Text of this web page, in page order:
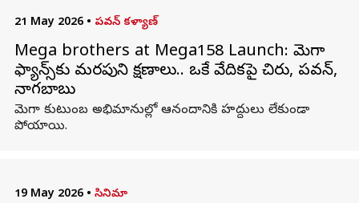
21 May 2026 • పవన్ కళ్యాణ్
Mega brothers at Mega158 Launch: మెగా
ఫ్యాన్స్‌కు మరపురాని క్షణాలు.. ఒకే వేదికపై చిరు, పవన్,
నాగబాబు
మెగా కుటుంబ అభిమానుల్లో ఆనందానికి హద్దులు లేకుండా
పోయాయి.
19 May 2026 • సినిమా